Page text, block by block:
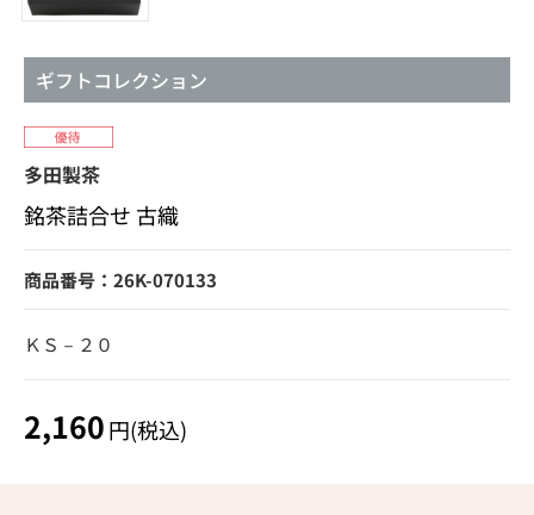
ギフトコレクション
多田製茶
銘茶詰合せ 古織
商品番号：26K-070133
ＫＳ－２０
2,160円(税込)